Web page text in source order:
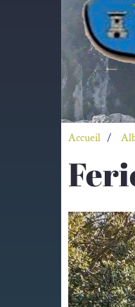
Accueil